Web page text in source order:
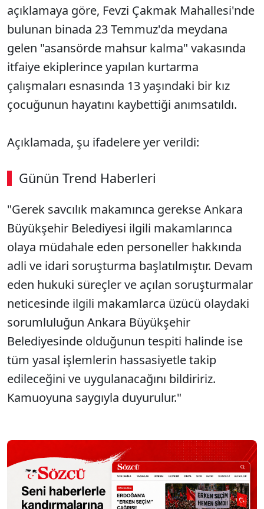
açıklamaya göre, Fevzi Çakmak Mahallesi'nde
bulunan binada 23 Temmuz'da meydana
gelen "asansörde mahsur kalma" vakasında
itfaiye ekiplerince yapılan kurtarma
çalışmaları esnasında 13 yaşındaki bir kız
çocuğunun hayatını kaybettiği anımsatıldı.
Açıklamada, şu ifadelere yer verildi:
Günün Trend Haberleri
"Gerek savcılık makamınca gerekse Ankara
Büyükşehir Belediyesi ilgili makamlarınca
olaya müdahale eden personeller hakkında
adli ve idari soruşturma başlatılmıştır. Devam
eden hukuki süreçler ve açılan soruşturmalar
neticesinde ilgili makamlarca üzücü olaydaki
sorumluluğun Ankara Büyükşehir
Belediyesinde olduğunun tespiti halinde ise
tüm yasal işlemlerin hassasiyetle takip
edileceğini ve uygulanacağını bildiririz.
Kamuoyuna saygıyla duyurulur."